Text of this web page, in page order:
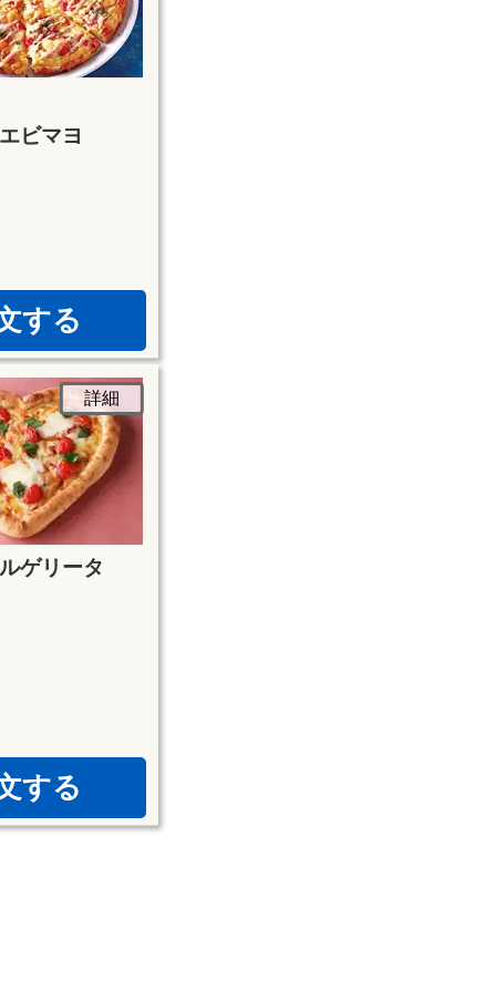
ビマヨ
する
詳細
ゲリータ
する